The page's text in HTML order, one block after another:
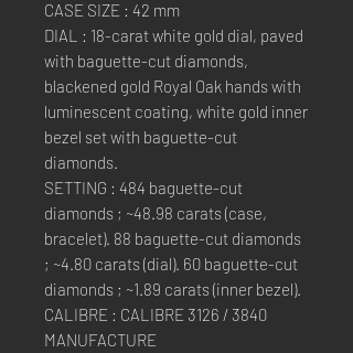
CASE SIZE : 42 mm
DIAL : 18-carat white gold dial, paved
with baguette-cut diamonds,
blackened gold Royal Oak hands with
luminescent coating, white gold inner
bezel set with baguette-cut
diamonds.
SETTING : 484 baguette-cut
diamonds ; ~48.98 carats (case,
bracelet). 88 baguette-cut diamonds
; ~4.80 carats (dial). 60 baguette-cut
diamonds ; ~1.89 carats (inner bezel).
CALIBRE : CALIBRE 3126 / 3840
MANUFACTURE